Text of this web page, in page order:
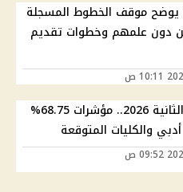
يوضح موقف الخطوط المسجلة
دون علمهم وخطوات تقديم
تنسيق المرحلة الثانية 2026.. مؤشرات 68.75%